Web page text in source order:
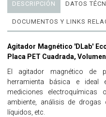
DESCRIPCIÓN DATOS
DOCUMENTOS Y LINKS
Agitador Magnético 'DLab'
Placa PET Cuadrada,
El agitador magnético de
herramienta básica e ideal
mediciones
ambiente, análisis de
líquidos, etc.